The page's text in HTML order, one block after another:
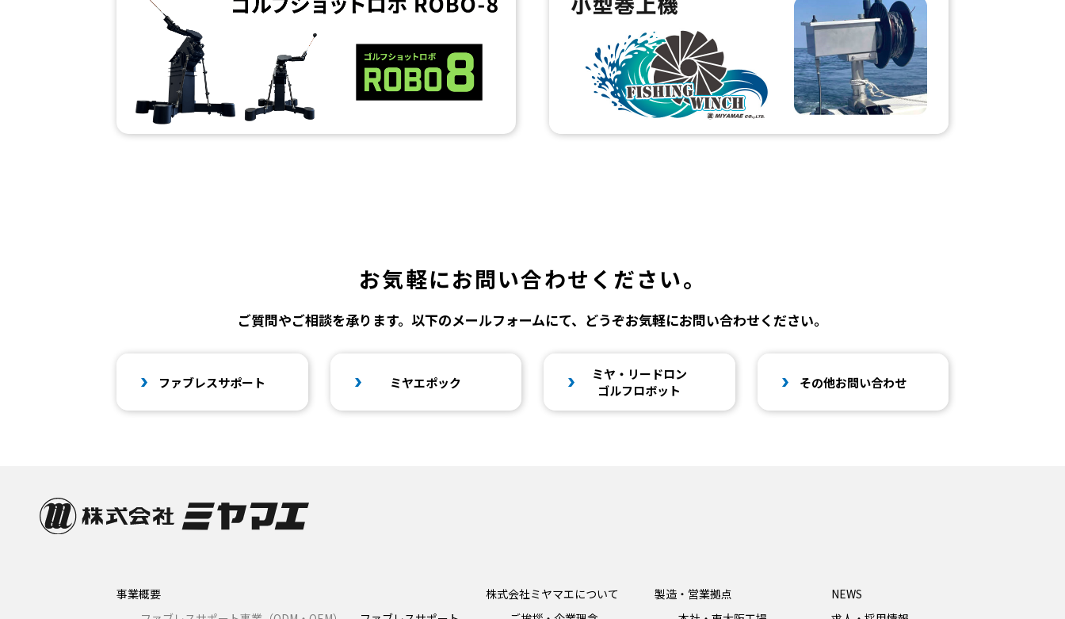
お気軽にお問い合わせください。
ご質問やご相談を承ります。以下のメールフォームにて、どうぞお気軽にお問い合わせください。
ファブレスサポート ミヤエポック
ミヤ・リードロン
ゴルフロボット
その他お問い合わせ
事業概要
株式会社ミヤマエについて
製造・営業拠点
NEWS